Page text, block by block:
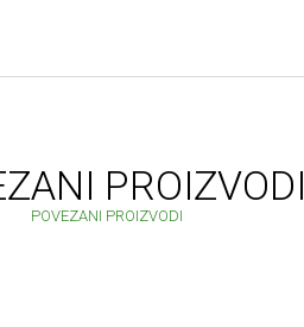
PROIZVODI
POVEZANI PROIZVODI